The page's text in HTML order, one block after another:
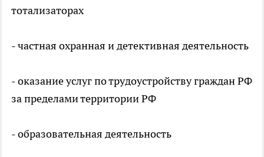
тотализаторах
- частная охранная и детективная деятельность
- оказание услуг по трудоустройству граждан РФ
за пределами территории РФ
- образовательная деятельность